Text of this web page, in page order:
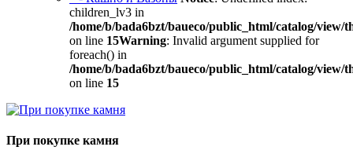
children_lv3 in
/home/b/bada6bzt/baueco/public_html/catalog/view/
on line 15Warning: Invalid argument supplied for
foreach() in
/home/b/bada6bzt/baueco/public_html/catalog/view/
on line 15
При покупке камня